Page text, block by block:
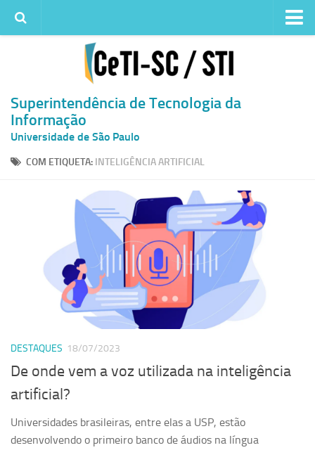
Quem somos
Histórico
Metas e ações
Superintendência de TI
Atendimento
Solicitar um serviço
Atendimento ao Usuário
Reserva de espaços físicos
Competências
Infraestrutura
Superintendência de Tecnologia da
Informação
Universidade de São Paulo
COM ETIQUETA: INTELIGÊNCIA ARTIFICIAL
DESTAQUES 18/07/2023
De onde vem a voz utilizada na inteligência
artificial?
Universidades brasileiras, entre elas a USP, estão
desenvolvendo o primeiro banco de áudios na língua